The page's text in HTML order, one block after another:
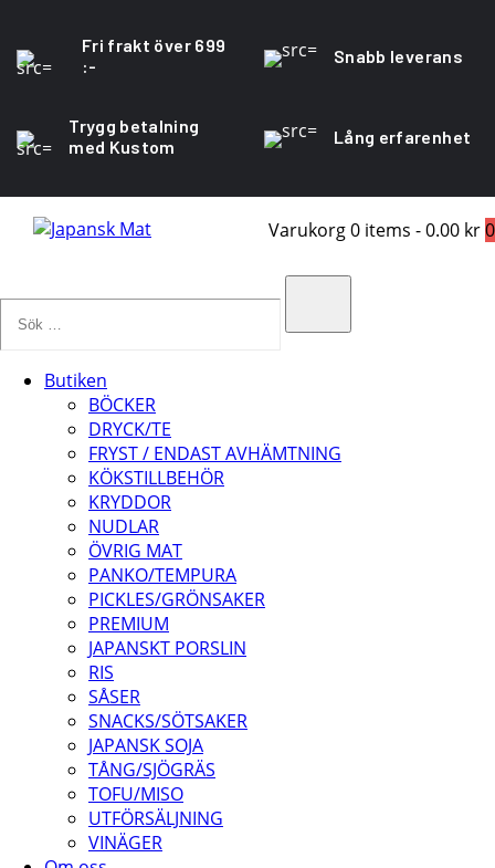
Fri frakt över 699
:-
Snabb leverans
Trygg betalning
med Kustom
Lång erfarenhet
Varukorg0 items -0.00 kr0
Butiken
BÖCKER
DRYCK/TE
FRYST / ENDAST AVHÄMTNING
KÖKSTILLBEHÖR
KRYDDOR
NUDLAR
ÖVRIG MAT
PANKO/TEMPURA
PICKLES/GRÖNSAKER
PREMIUM
JAPANSKT PORSLIN
RIS
SÅSER
SNACKS/SÖTSAKER
JAPANSK SOJA
TÅNG/SJÖGRÄS
TOFU/MISO
UTFÖRSÄLJNING
VINÄGER